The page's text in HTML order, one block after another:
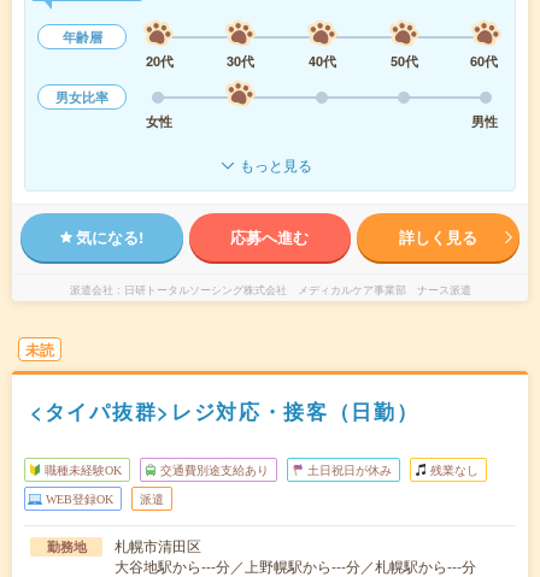
年齢層
20代
30代 40代 50代
60代
男女比率
女性
男性
もっと見る
気になる! 応募へ進む 詳しく見る
派遣会社 日研トータルソーシング株式会社 メディカルケア事業部 ナース派遣
未読
<タイパ抜群>レジ対応・接客（日勤）
職種未経験OK 交通費別途支給あり 土日祝日が休み 残業なし
WEB登録OK 派遣
勤務地
札幌市清田区
大谷地駅から---分／上野幌駅から---分／札幌駅から---分